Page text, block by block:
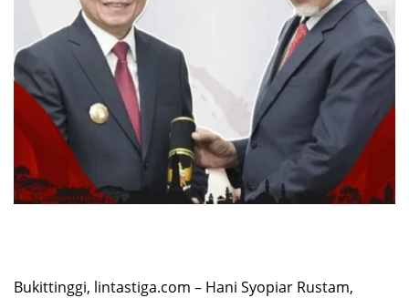
Bukittinggi, lintastiga.com – Hani Syopiar Rustam,